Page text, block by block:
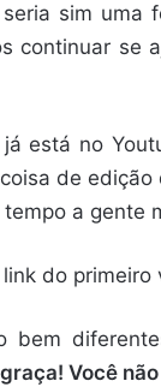
sim
continuar se
está no
de
a gente
do
bem
Você